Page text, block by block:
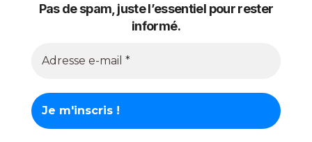
Pas de spam, juste l’essentiel pour rester
informé.